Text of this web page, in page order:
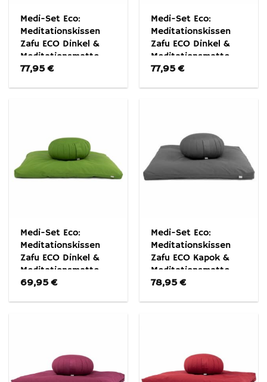
Medi-Set Eco:
Meditationskissen
Zafu ECO Dinkel &
Meditationsmatte
Zabuton ECO
77,95€
Medi-Set Eco:
Meditationskissen
Zafu ECO Dinkel &
Meditationsmatte
Zabuton ECO Natur
77,95€
Medi-Set Eco:
Meditationskissen
Zafu ECO Dinkel &
Meditationsmatte
Zabuton ECO Olivgrün
69,95€
Medi-Set Eco:
Meditationskissen
Zafu ECO Kapok &
Meditationsmatte
Zabuton ECO
78,95€